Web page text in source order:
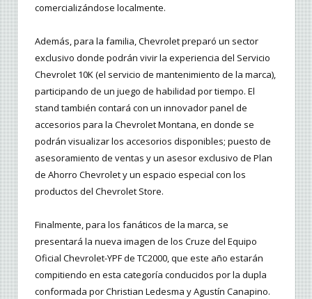
comercializándose localmente.
Además, para la familia, Chevrolet preparó un sector
exclusivo donde podrán vivir la experiencia del Servicio
Chevrolet 10K (el servicio de mantenimiento de la marca),
participando de un juego de habilidad por tiempo. El
stand también contará con un innovador panel de
accesorios para la Chevrolet Montana, en donde se
podrán visualizar los accesorios disponibles; puesto de
asesoramiento de ventas y un asesor exclusivo de Plan
de Ahorro Chevrolet y un espacio especial con los
productos del Chevrolet Store.
Finalmente, para los fanáticos de la marca, se
presentará la nueva imagen de los Cruze del Equipo
Oficial Chevrolet-YPF de TC2000, que este año estarán
compitiendo en esta categoría conducidos por la dupla
conformada por Christian Ledesma y Agustín Canapino.